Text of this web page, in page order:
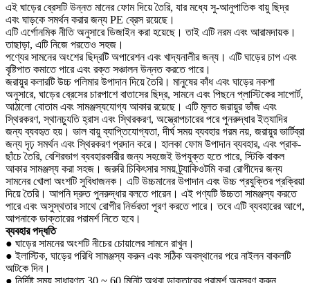
এই ঘাড়ের ব্রেসটি উন্নত মানের ফোম দিয়ে তৈরি, যার মধ্যে সু-আনুপাতিক বায়ু ছিদ্র
এবং ঘাড়কে সমর্থন করার জন্য PE ব্রেস রয়েছে।
এটি এর্গোনমিক নীতি অনুসারে ডিজাইন করা হয়েছে। তাই এটি নরম এবং আরামদায়ক।
তাছাড়া, এটি নিজে পরতেও সহজ।
পণ্যের সামনের অংশের ছিদ্রটি অপারেশন এবং খাদ্যনালীর জন্য। এটি ঘাড়ের চাপ এবং
বৃষ্টিপাত কমাতে পারে এবং রক্ত ​​সঞ্চালন উন্নত করতে পারে।
জরায়ুর কলারটি উচ্চ পলিমার উপাদান দিয়ে তৈরি। মানুষের কাঁধ এবং ঘাড়ের নকশা
অনুসারে, ঘাড়ের ব্রেসের চারপাশে বাতাসের ছিদ্র, সামনে এবং পিছনে প্লাস্টিকের সাপোর্ট,
আঠালো বোতাম এবং সামঞ্জস্যযোগ্য আকার রয়েছে। এটি মূলত জরায়ুর ভাঁজ এবং
স্থিরকরণ, স্থানচ্যুতি হ্রাস এবং স্থিরকরণ, অস্ত্রোপচারের পরে পুনরুদ্ধার ইত্যাদির
জন্য ব্যবহৃত হয়। ভাল বায়ু ব্যাপ্তিযোগ্যতা, দীর্ঘ সময় ব্যবহার গরম নয়, জরায়ুর ভার্টিব্রা
জন্য দৃঢ় সমর্থন এবং স্থিরকরণ প্রদান করে। হালকা ফোম উপাদান ব্যবহার, এবং প্রাক-
ছাঁচে তৈরি, বেশিরভাগ ব্যবহারকারীর জন্য সহজেই উপযুক্ত হতে পারে, স্টিকি বাকল
আকার সামঞ্জস্য করা সহজ। জরুরি চিকিৎসার সময় ট্র্যাকিওটমি করা রোগীদের জন্য
সামনের খোলা অংশটি সুবিধাজনক। এটি উচ্চমানের উপাদান এবং উচ্চ প্রযুক্তির প্রক্রিয়া
দিয়ে তৈরি। আপনি দ্রুত পুনরুদ্ধার বলতে পারেন। এই পণ্যটি উচ্চতা সামঞ্জস্য করতে
পারে এবং অসুস্থতার সাথে রোগীর নির্ভরতা পূরণ করতে পারে। তবে এটি ব্যবহারের আগে,
আপনাকে ডাক্তারের পরামর্শ নিতে হবে।
ব্যবহার পদ্ধতি
● ঘাড়ের সামনের অংশটি নীচের চোয়ালের সামনে রাখুন।
● ইলাস্টিক, ঘাড়ের পরিধি সামঞ্জস্য করুন এবং সঠিক অবস্থানের পরে নাইলন বাকলটি
আটকে দিন।
● নির্দিষ্ট সময় সাধারণত 30 ~ 60 মিনিট অথবা ডাক্তারের পরামর্শ অনুসরণ করুন